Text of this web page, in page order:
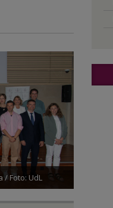
/ Foto: UdL